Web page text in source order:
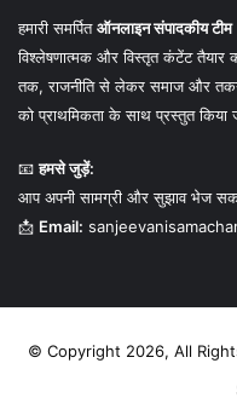
हमारी समर्पितऑनलाइन संपादकीय टीम
विश्लेषणात्मक और विस्तृत कंटेंट तैयार
तक, राजनीति से लेकर समाज और
को प्राथमिकता के साथ प्रस्तुत किया
📧हमसे जुड़ें:
आप अपनी सामग्री और सुझाव भेज
📩 Email:
© Copyright 2026, All